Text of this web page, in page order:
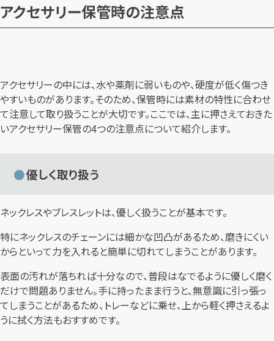
アクセサリー保管時の注意点
アクセサリーの中には、水や薬剤に弱いものや、硬度が低く傷つき
やすいものがあります。そのため、保管時には素材の特性に合わせ
て注意して取り扱うことが大切です。ここでは、主に押さえておきた
いアクセサリー保管の4つの注意点について紹介します。
優しく取り扱う
ネックレスやブレスレットは、優しく扱うことが基本です。
特にネックレスのチェーンには細かな凹凸があるため、磨きにくい
からといって力を入れると簡単に切れてしまうことがあります。
表面の汚れが落ちれば十分なので、普段はなでるように優しく磨く
だけで問題ありません。手に持ったまま行うと、無意識に引っ張っ
てしまうことがあるため、トレーなどに乗せ、上から軽く押さえるよ
うに拭く方法もおすすめです。